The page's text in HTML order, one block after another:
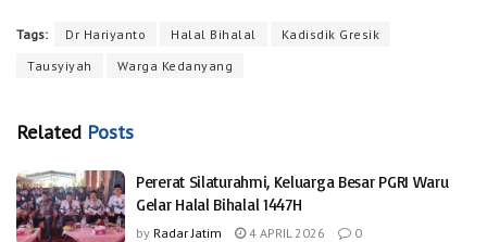
Tags: Dr Hariyanto Halal Bihalal
Kadisdik Gresik
Tausyiyah
Warga Kedanyang
Related Posts
Pererat Silaturahmi, Keluarga Besar PGRI Waru
Gelar Halal Bihalal 1447H
by Radar Jatim 4 APRIL 2026 0